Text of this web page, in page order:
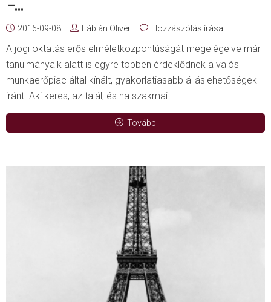
2016-09-08 Fábián Olivér Hozzászólás írása
A jogi oktatás erős elméletközpontúságát megelégelve már
tanulmányaik alatt is egyre többen érdeklődnek a valós
munkaerőpiac által kínált, gyakorlatiasabb álláslehetőségek
iránt. Aki keres, az talál, és ha szakmai...
Tovább